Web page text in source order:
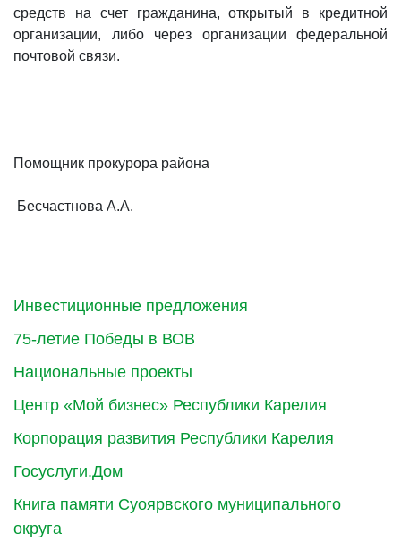
Инвестиционные предложения
75-летие Победы в ВОВ
Национальные проекты
Центр «Мой бизнес» Республики Карелия
Корпорация развития Республики Карелия
Госуслуги.Дом
Книга памяти Суоярвского муниципального
округа
средств на счет гражданина, открытый в кредитной
организации, либо через организации федеральной
почтовой связи.
Помощник прокурора района
Бесчастнова А.А.